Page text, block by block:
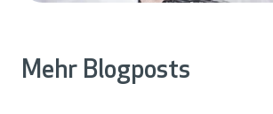
Mehr Blogposts